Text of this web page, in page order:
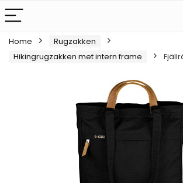
Home
Rugzakken
Hikingrugzakken met intern frame